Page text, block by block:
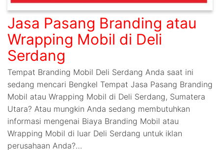
Jasa Pasang Branding atau
Wrapping Mobil di Deli
Serdang
Tempat Branding Mobil Deli Serdang Anda saat ini
sedang mencari Bengkel Tempat Jasa Pasang Branding
Mobil atau Wrapping Mobil di Deli Serdang, Sumatera
Utara? Atau mungkin Anda sedang membutuhkan
informasi mengenai Biaya Branding Mobil atau
Wrapping Mobil di luar Deli Serdang untuk iklan
perusahaan Anda?…